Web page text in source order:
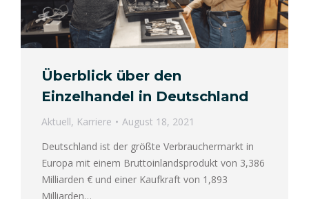
Überblick über den
Einzelhandel in Deutschland
Aktuell, Karriere
August 18, 2021
Deutschland ist der größte Verbrauchermarkt in
Europa mit einem Bruttoinlandsprodukt von 3,386
Milliarden € und einer Kaufkraft von 1,893
Milliarden…